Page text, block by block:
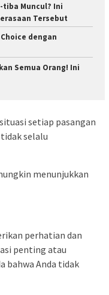
tiba Muncul? Ini
Tersebut
dengan
Semua Orang! Ini
setiap pasangan
selalu
menunjukkan
perhatian dan
penting atau
bahwa Anda tidak